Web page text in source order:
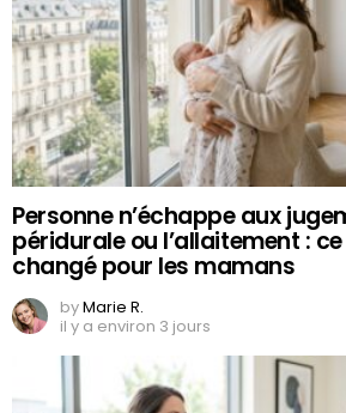
Personne n’échappe aux
péridurale ou l’allaitement :
changé pour les mamans
byMarie R.
il y a environ 3 jours